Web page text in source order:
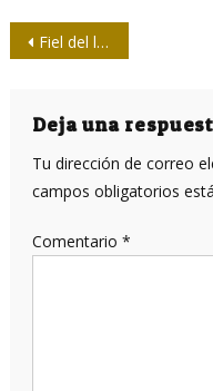
Navegación
entradas
Fiel del lenguaje 27 / ¿“Defenestrar” el idioma?
Deja una
Tu dirección de correo
campos obligatorios
Comentario *